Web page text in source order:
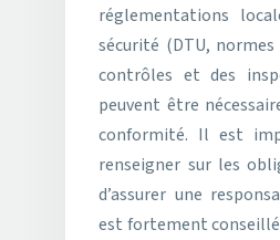
réglementations
sécurité (DTU, normes
contrôles et des
peuvent être
conformité. Il est
renseigner sur les
d’assurer une
est fortement conseillé